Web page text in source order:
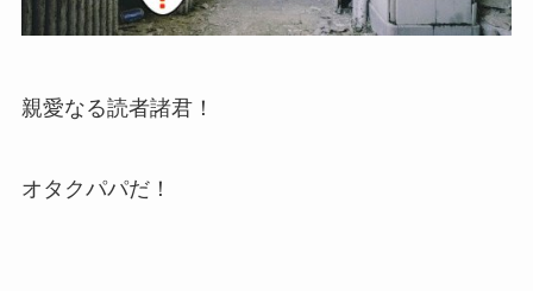
親愛なる読者諸君！
オタクパパだ！